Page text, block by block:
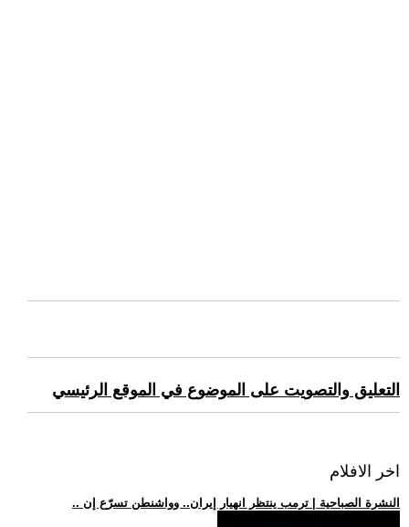
التعليق والتصويت على الموضوع في الموقع الرئيسي
اخر الافلام
.. النشرة الصباحية | ترمب ينتظر انهيار إيران.. وواشنطن تسرّع إن